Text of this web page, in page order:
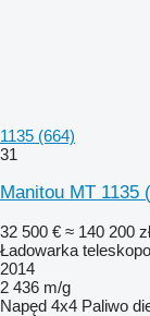
1135 (664)
31
Manitou MT 1135
32 500 € ≈ 140 200 zł
Ładowarka
2014
2 436 m/g
Napęd 4x4 Paliwo